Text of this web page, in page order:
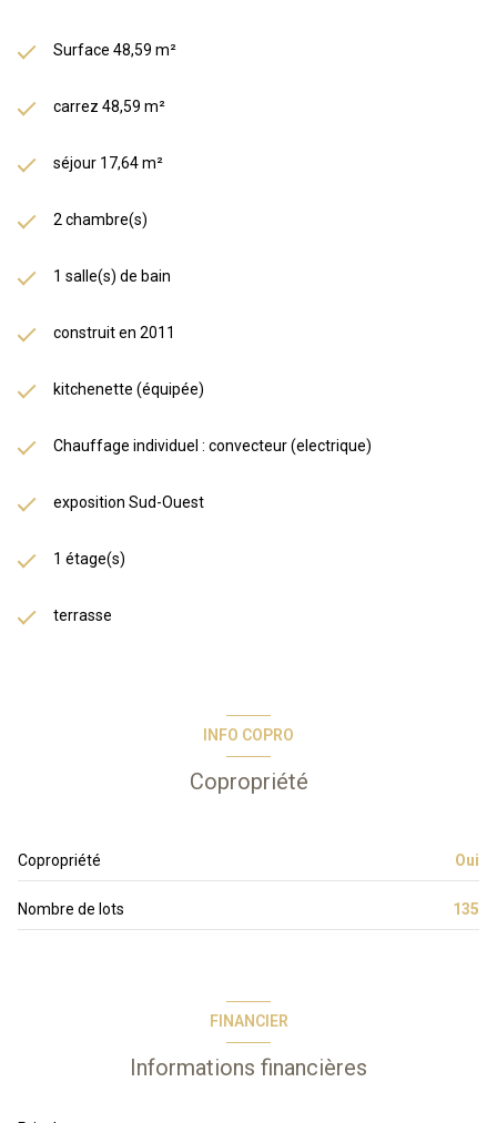
Surface 48,59 m²
carrez 48,59 m²
séjour 17,64 m²
2 chambre(s)
1 salle(s) de bain
construit en 2011
kitchenette (équipée)
Chauffage individuel : convecteur (electrique)
exposition Sud-Ouest
1 étage(s)
terrasse
INFO COPRO
Copropriété
Copropriété Oui
Nombre de lots 135
FINANCIER
Informations financières